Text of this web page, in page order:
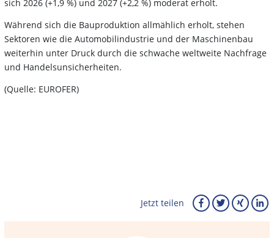
sich 2026 (+1,9 %) und 2027 (+2,2 %) moderat erholt.
Während sich die Bauproduktion allmählich erholt, stehen
Sektoren wie die Automobilindustrie und der Maschinenbau
weiterhin unter Druck durch die schwache weltweite Nachfrage
und Handelsunsicherheiten.
(Quelle: EUROFER)
Jetzt teilen